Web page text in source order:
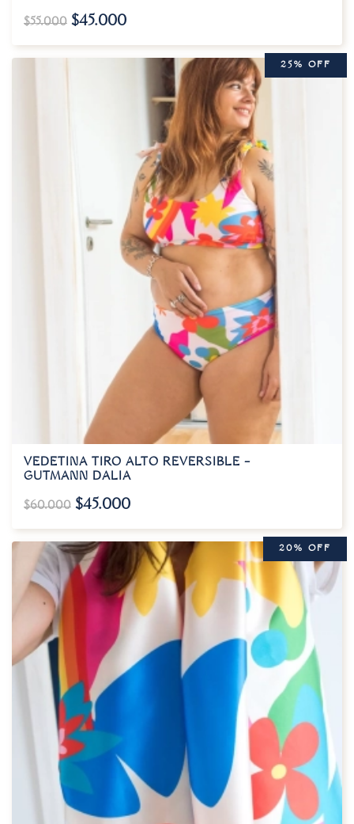
$55.000 $45.000
25% OFF
VEDETINA TIRO ALTO REVERSIBLE –
GUTMANN DALIA
$60.000 $45.000
20% OFF